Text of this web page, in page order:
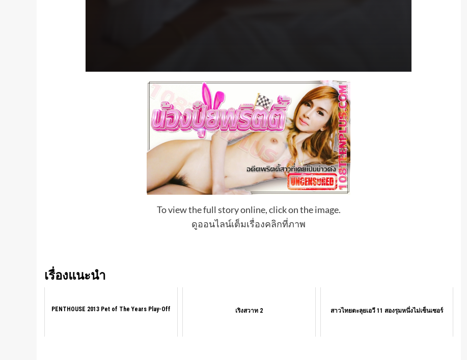
To view the full story online, click on the image.
ดูออนไลน์เต็มเรื่องคลิกที่ภาพ
เรื่องแนะนำ
PENTHOUSE 2013 Pet of The Years Play-Off เริงสวาท 2 สาวไทยตะลุยเอวี 11 สองรุมหนึ่งไม่เซ็นเซอร์